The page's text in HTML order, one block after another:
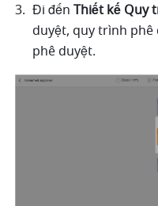
Đi đến Thiết kế Quy
duyệt, quy trình phê
phê duyệt.